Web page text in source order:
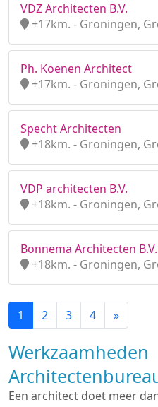
VDZ Architecten B.V.
+17km. - Groningen,
Ph. Koenen Architect
+17km. - Groningen,
Specht Architecten
+18km. - Groningen,
VDP architecten B.V.
+18km. - Groningen,
Bonnema Architecten B.V.
+18km. - Groningen,
1 2 3 4 »
Werkzaamheden
Een architect doet meer